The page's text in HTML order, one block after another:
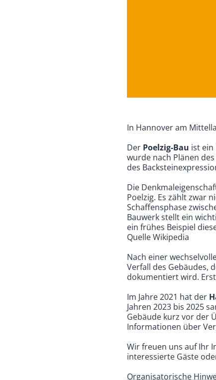
In Hannover am
Der Poelzig-Bau ist ein
wurde nach Plänen
des
Die
Poelzig. Es zählt zwar
Schaffensphase
Bauwerk stellt ein
ein frühes Beispiel
Quelle Wikipedia
Nach einer
Verfall des Gebäudes,
dokumentiert wird.
Im Jahre 2021 hat der
Jahren 2023 bis 2025
Gebäude kurz vor der
Informationen über
Wir freuen uns auf Ihr
interessierte Gäste
Organisatorische